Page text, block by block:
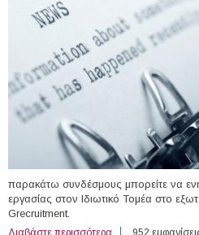
παρακάτω συνδέσμους μπορείτε να
εργασίας στον Ιδιωτικό Τομέα στο
Grecruitment.
Διαβάστε περισσότερα για Θέσεις
952